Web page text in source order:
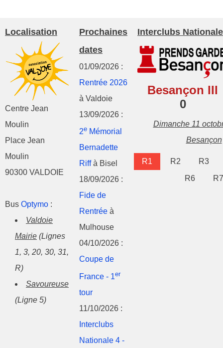
Localisation
Centre Jean
Moulin
Place Jean
Moulin
90300 VALDOIE
Bus Optymo :
Valdoie
Mairie (Lignes
1, 3, 20, 30, 31,
R)
Savoureuse
(Ligne 5)
Prochaines
dates
01/09/2026 :
Rentrée 2026
à Valdoie
13/09/2026 :
2e Mémorial
Bernadette
Riffà Bisel
18/09/2026 :
Fide de
Rentrée à
Mulhouse
04/10/2026 :
Coupe de
France - 1er
tour
11/10/2026 :
Interclubs
Nationale 4 -
Interclubs
Besançon III
0
Dimanche 11
Besançon
R1 R2
R3
R6
R7